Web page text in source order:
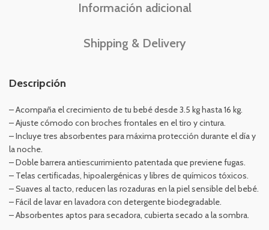
Información adicional
Shipping & Delivery
Descripción
– Acompaña el crecimiento de tu bebé desde 3.5 kg hasta 16 kg.
– Ajuste cómodo con broches frontales en el tiro y cintura.
– Incluye tres absorbentes para máxima protección durante el día y
la noche.
– Doble barrera antiescurrimiento patentada que previene fugas.
– Telas certificadas, hipoalergénicas y libres de químicos tóxicos.
– Suaves al tacto, reducen las rozaduras en la piel sensible del bebé.
– Fácil de lavar en lavadora con detergente biodegradable.
– Absorbentes aptos para secadora, cubierta secado a la sombra.